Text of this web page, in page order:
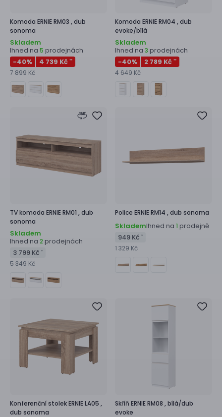
Komoda ERNIE RM03 , dub
sonoma
Skladem
Ihned na 5 prodejnách
-40% 4 739 Kč **
7 899 Kč
Komoda ERNIE RM04 , dub
evoke/bílá
Skladem
Ihned na 3 prodejnách
-40% 2 789 Kč **
4 649 Kč
TV komoda ERNIE RM01 , dub
sonoma
Skladem
Ihned na 2 prodejnách
3 799 Kč *
5 349 Kč
Police ERNIE RM14 , dub sonoma
SklademIhned na 1 prodejně
949 Kč *
1 329 Kč
Konferenční stolekERNIE LA05 ,
dub sonoma
Skříň ERNIE RM08 , bílá/dub
evoke